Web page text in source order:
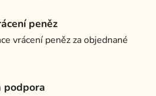
peněz
vrácení peněz za objednané
podpora